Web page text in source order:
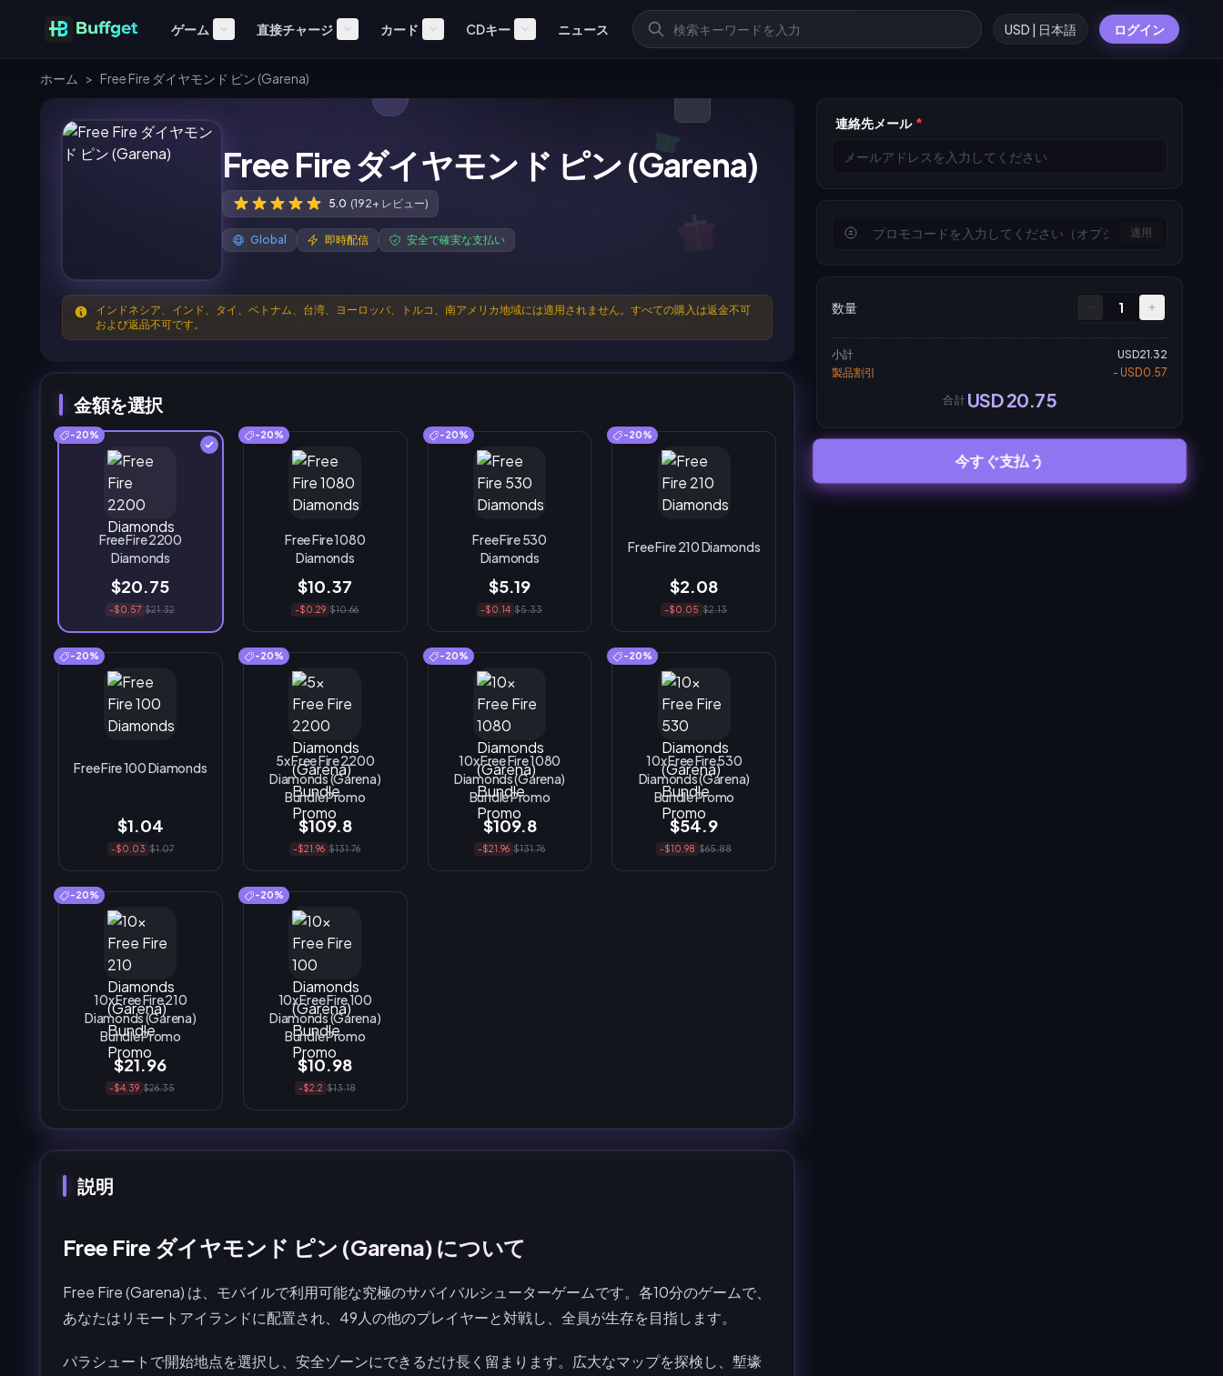
ゲーム 直接チャージ カード CDキー ニュース USD | 日本語 ログイン
ホーム > Free Fire ダイヤモンド ピン (Garena)
Free Fire ダイヤモンド ピン (Garena)
5.0 (192+ レビュー)
Global 即時配信 安全で確実な支払い
インドネシア、インド、タイ、ベトナム、台湾、ヨーロッパ、トルコ、南アメリカ地域には適用されません。すべての購入は返金不可
および返品不可です。
金額を選択
-20%
Free Fire 2200
Diamonds
$20.75
-$0.57 $21.32
-20%
Free Fire 1080
Diamonds
$10.37
-$0.29 $10.66
-20%
Free Fire 530
Diamonds
$5.19
-$0.14 $5.33
-20%
Free Fire 210 Diamonds
$2.08
-$0.05 $2.13
-20%
Free Fire 100 Diamonds
$1.04
-$0.03 $1.07
-20%
5x Free Fire 2200
Diamonds (Garena)
Bundle Promo
$109.8
-$21.96 $131.76
-20%
10x Free Fire 1080
Diamonds (Garena)
Bundle Promo
$109.8
-$21.96 $131.76
-20%
10x Free Fire 530
Diamonds (Garena)
Bundle Promo
$54.9
-$10.98 $65.88
-20%
10x Free Fire 210
Diamonds (Garena)
Bundle Promo
$21.96
-$4.39 $26.35
-20%
10x Free Fire 100
Diamonds (Garena)
Bundle Promo
$10.98
-$2.2 $13.18
連絡先メール *
適用
数量 1
小計
USD21.32
製品割引
- USD0.57
合計 USD 20.75
今すぐ支払う
説明
Free Fire ダイヤモンド ピン (Garena) について
Free Fire (Garena) は、モバイルで利用可能な究極のサバイバルシューターゲームです。各10分のゲームで、
あなたはリモートアイランドに配置され、49人の他のプレイヤーと対戦し、全員が生存を目指します。
パラシュートで開始地点を選択し、安全ゾーンにできるだけ長く留まります。広大なマップを探検し、塹壕